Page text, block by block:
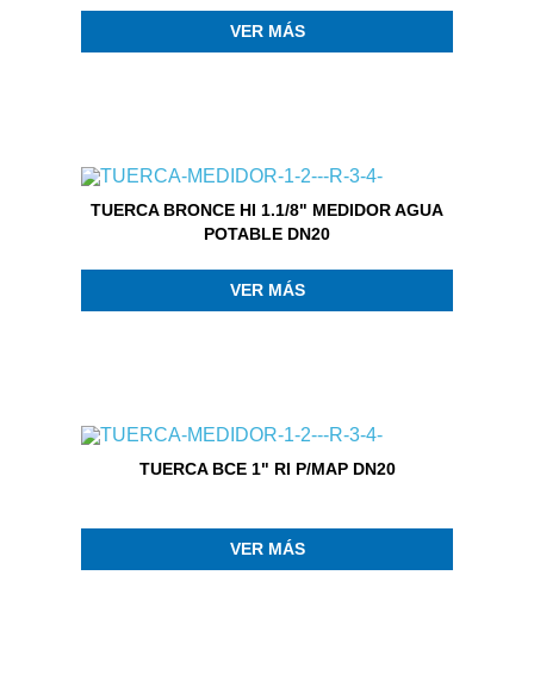
VER MÁS
TUERCA BRONCE HI 1.1/8" MEDIDOR AGUA
POTABLE DN20
VER MÁS
TUERCA BCE 1" RI P/MAP DN20
VER MÁS